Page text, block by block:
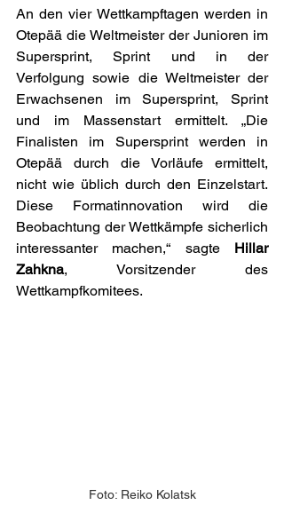
An den vier Wettkampftagen werden in
Otepää die Weltmeister der Junioren im
Supersprint, Sprint und in der
Verfolgung sowie die Weltmeister der
Erwachsenen im Supersprint, Sprint
und im Massenstart ermittelt. „Die
Finalisten im Supersprint werden in
Otepää durch die Vorläufe ermittelt,
nicht wie üblich durch den Einzelstart.
Diese Formatinnovation wird die
Beobachtung der Wettkämpfe sicherlich
interessanter machen,“ sagte Hillar
Zahkna, Vorsitzender des
Wettkampfkomitees.
Foto: Reiko Kolatsk